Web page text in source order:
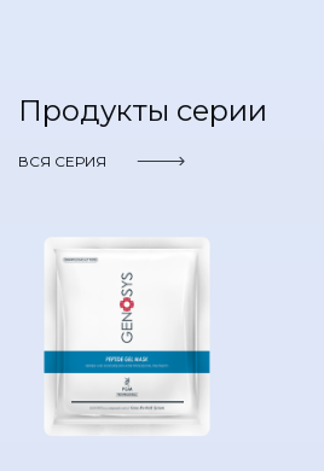
Продукты серии
ВСЯ СЕРИЯ